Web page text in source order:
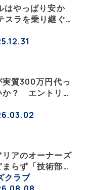
はやっぱり安か
スラを乗り継ぐ
こと？ 【テスラ
学教授のEV生
質300万円代っ
か？ エントリー
の中身を詳細
アのオーナーズ
らず「技術部」
釣り部」など多
クラブ